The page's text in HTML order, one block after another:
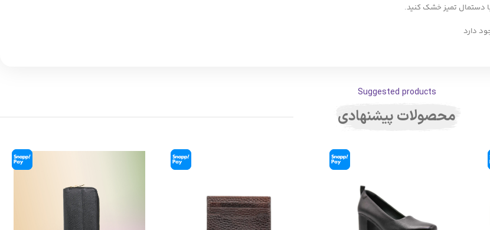
دستمال تمیز خشک کنید.
دارد
Suggested products
محصولات پیشنهادی